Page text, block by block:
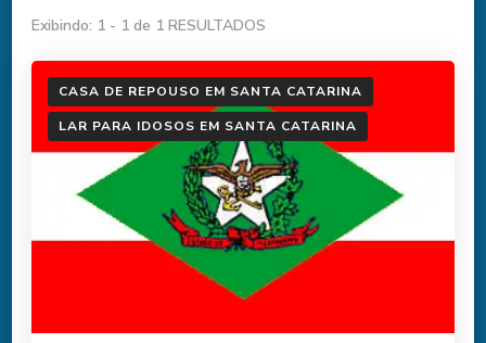
Exibindo: 1 - 1 de 1 RESULTADOS
CASA DE REPOUSO EM SANTA CATARINA
LAR PARA IDOSOS EM SANTA CATARINA